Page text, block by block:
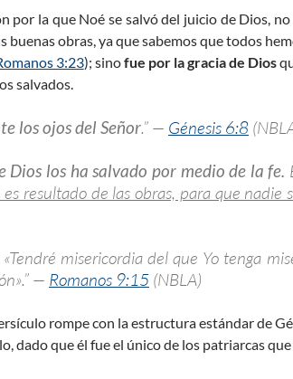
por la que Noé se salvó del juicio de Dios,
buenas obras, ya que sabemos que todos
3:23); sinofue por la gracia de Dios
salvados.
los ojos del Señor.” — Génesis 6:8
Dios los ha salvado por medio de la fe.
es resultado de las obras, para que nadie
«Tendré misericordia del que Yo tenga
— Romanos 9:15 (NBLA)
rompe con la estructura estándar de
dado que él fue el único de los patriarcas